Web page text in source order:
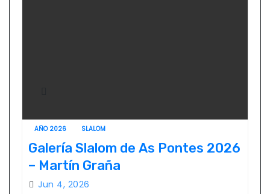
AÑO 2026 SLALOM
Galería Slalom de As Pontes 2026
– Martín Graña
Jun 4, 2026